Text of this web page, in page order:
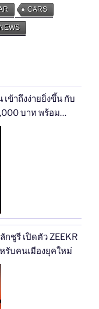
CARS
NEWS
ข้าถึงง่ายยิ่งขึ้น กับ
บาท พร้อม
ง 619,000 บาท ถึง
ทุกสตรีท’ ได้แล้ว
ชูรี เปิดตัว ZEEKR
หรับคนเมืองยุคใหม่